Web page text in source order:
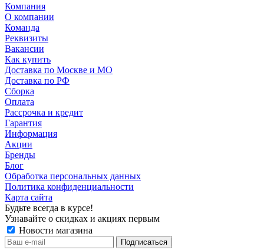
Компания
О компании
Команда
Реквизиты
Вакансии
Как купить
Доставка по Москве и МО
Доставка по РФ
Сборка
Оплата
Рассрочка и кредит
Гарантия
Информация
Акции
Бренды
Блог
Обработка персональных данных
Политика конфиденциальности
Карта сайта
Будьте всегда в курсе!
Узнавайте о скидках и акциях первым
Новости магазина